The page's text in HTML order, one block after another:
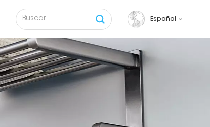
Español
English
français
русский